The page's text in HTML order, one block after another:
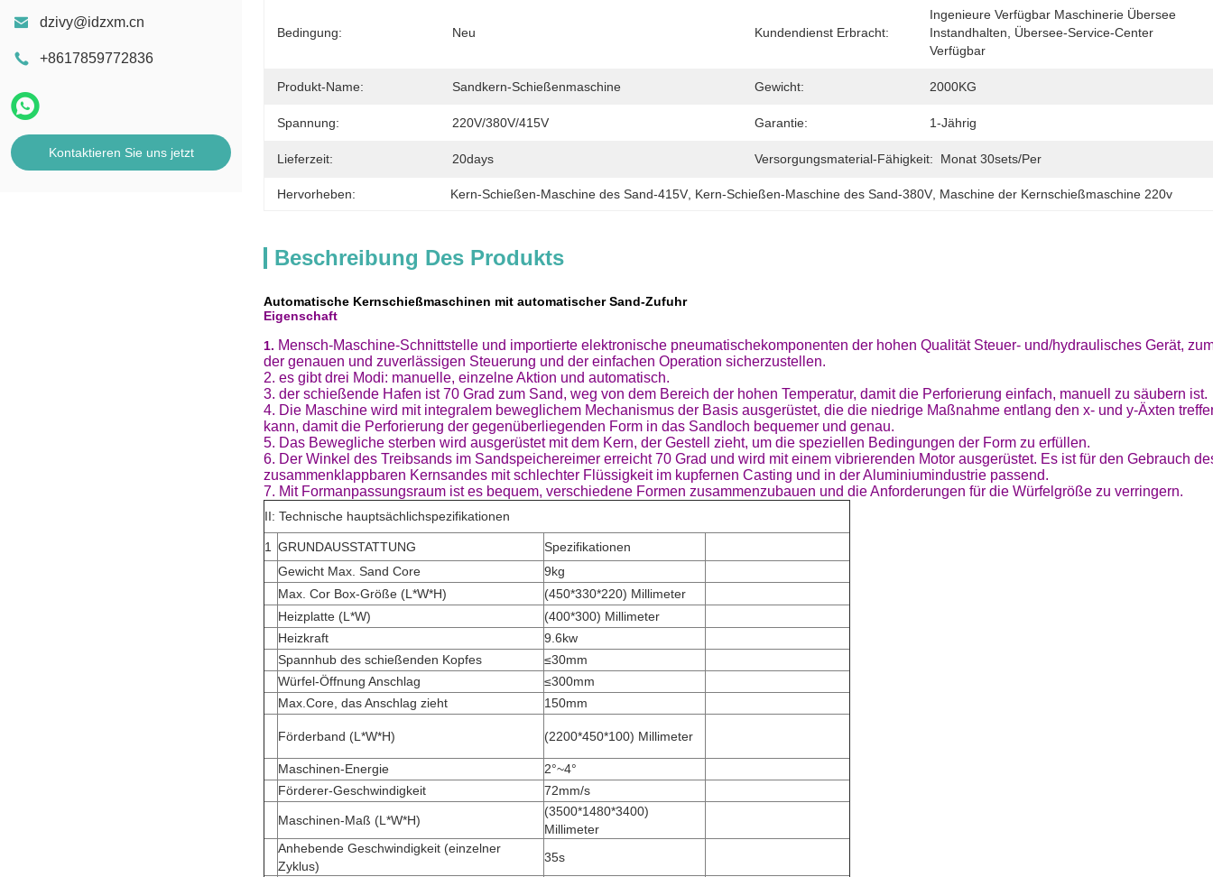
dzivy@idzxm.cn
+8617859772836
Kontaktieren Sie uns jetzt
Bedingung: Neu Kundendienst Erbracht:
Ingenieure Verfügbar Maschinerie Übersee
Instandhalten, Übersee-Service-Center
Verfügbar
Produkt-Name: Sandkern-Schießenmaschine Gewicht: 2000KG
Spannung: 220V/380V/415V Garantie: 1-Jährig
Lieferzeit: 20days Versorgungsmaterial-Fähigkeit: Monat 30sets/per
Hervorheben: Kern-Schießen-Maschine des Sand-415V Kern-Schießen-Maschine des Sand-380V Maschine der Kernschießmaschine 220v
Beschreibung Des Produkts
Automatische Kernschießmaschinen mit automatischer Sand-Zufuhr
Eigenschaft
1. Mensch-Maschine-Schnittstelle und importierte elektronische pneumatischekomponenten der hohen Qualität Steuer- und/hydraulisches Gerät,
der genauen und zuverlässigen Steuerung und der einfachen Operation sicherzustellen.
2. es gibt drei Modi: manuelle, einzelne Aktion und automatisch.
3. der schießende Hafen ist 70 Grad zum Sand, weg von dem Bereich der hohen Temperatur, damit die Perforierung einfach, manuell zu säubern ist.
4. Die Maschine wird mit integralem beweglichem Mechanismus der Basis ausgerüstet, die die niedrige Maßnahme entlang den x- und y-Äxten
kann, damit die Perforierung der gegenüberliegenden Form in das Sandloch bequemer und genau.
5. Das Bewegliche sterben wird ausgerüstet mit dem Kern, der Gestell zieht, um die speziellen Bedingungen der Form zu erfüllen.
6. Der Winkel des Treibsands im Sandspeichereimer erreicht 70 Grad und wird mit einem vibrierenden Motor ausgerüstet. Es ist für den Gebrauch
zusammenklappbaren Kernsandes mit schlechter Flüssigkeit im kupfernen Casting und in der Aluminiumindustrie passend.
7. Mit Formanpassungsraum ist es bequem, verschiedene Formen zusammenzubauen und die Anforderungen für die Würfelgröße zu verringern.
II: Technische hauptsächlichspezifikationen
1 GRUNDAUSSTATTUNG
Spezifikationen
Gewicht Max. Sand Core
9kg
Max. Cor Box-Größe (L*W*H)
(450*330*220) Millimeter
Heizplatte (L*W)
(400*300) Millimeter
Heizkraft
9.6kw
Spannhub des schießenden Kopfes
≤30mm
Würfel-Öffnung Anschlag
≤300mm
Max.Core, das Anschlag zieht
150mm
Förderband (L*W*H) (2200*450*100) Millimeter
Maschinen-Energie
2°~4°
Förderer-Geschwindigkeit
72mm/s
Maschinen-Maß (L*W*H)
(3500*1480*3400)
Millimeter
Anhebende Geschwindigkeit (einzelner
Zyklus)
35s